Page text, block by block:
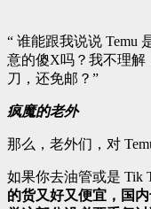
“ 谁能跟我说说 Temu
意的傻X吗？我不理解
刀，还免邮？”
疯魔的老外
那么，老外们，对
如果你去油管或是 Tik
的货又好又便宜，国